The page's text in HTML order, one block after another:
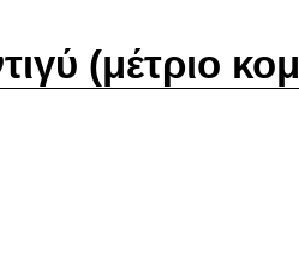
(μέτριο